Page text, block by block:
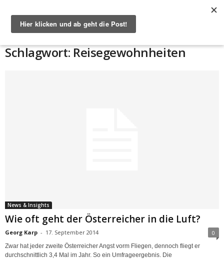
Schlagwort: Reisegewohnheiten
News & Insights
Wie oft geht der Österreicher in die Luft?
Georg Karp - 17. September 2014 0
Zwar hat jeder zweite Österreicher Angst vorm Fliegen, dennoch fliegt er
durchschnittlich 3,4 Mal im Jahr. So ein Umfrageergebnis. Die